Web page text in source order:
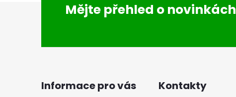
Mějte přehled o novinkách
Informace pro vás Kontakty